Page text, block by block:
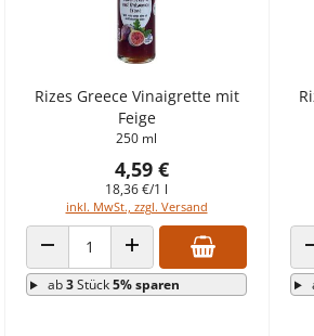
Rizes Greece Vinaigrette mit
Feige
250 ml
4,59 €
18,36 €/1 l
inkl. MwSt., zzgl. Versand
ANZAHL VERRINGERNANZAHL ERHÖHEN
ab3Stück5% sparen